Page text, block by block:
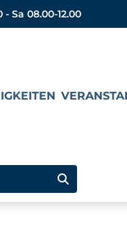
- Sa 08.00-12.00